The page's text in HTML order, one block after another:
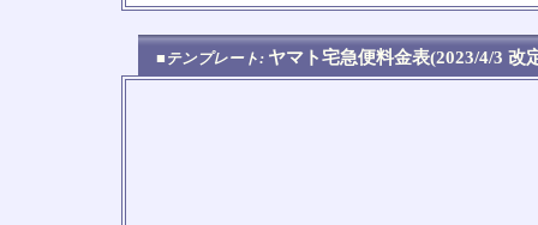
■テンプレート: ヤマト宅急便料金表(2023/4/3